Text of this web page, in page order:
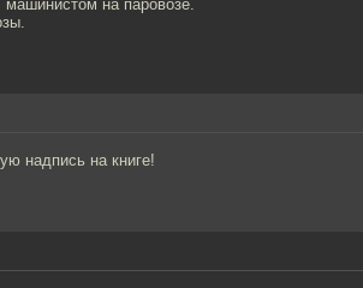
на паровозе.
надпись на книге!